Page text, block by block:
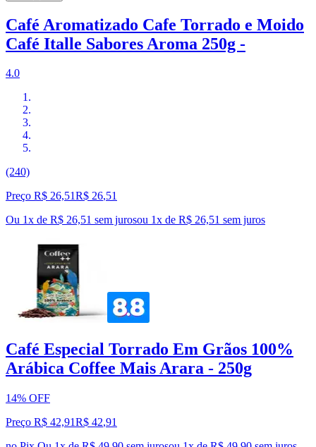
Café Aromatizado Cafe Torrado e Moido
Café Italle Sabores Aroma 250g -
4.0
(240)
Preço R$ 26,51R$ 26,51
Ou 1x de R$ 26,51 sem jurosou 1x de R$ 26,51 sem juros
Café Especial Torrado Em Grãos 100%
Arábica Coffee Mais Arara - 250g
14% OFF
Preço R$ 42,91R$ 42,91